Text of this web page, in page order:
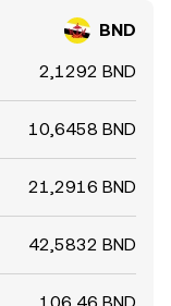
BND
2,1292 BND
10,6458 BND
21,2916 BND
42,5832 BND